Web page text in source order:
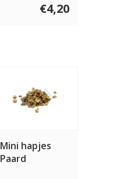
€4,20
Mini hapjes
Paard